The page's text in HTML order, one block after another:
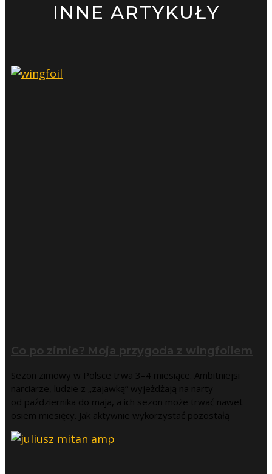
INNE ARTYKUŁY
Co po zimie? Moja przygoda z wingfoilem
Sezon zimowy w Polsce trwa 3–4 miesiące. Ambitniejsi
narciarze, ludzie z „zajawką” wyjeżdżają na narty
od października do maja, a ich sezon może trwać nawet
osiem miesięcy. Jak aktywnie wykorzystać pozostałą